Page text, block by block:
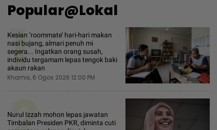
Popular@Lokal
1
Kesian ‘roommate’ hari-hari makan
nasi bujang, almari penuh mi
segera... Ingatkan orang susah,
individu tergamam lepas tengok baki
akaun rakan
Khamis, 6 Ogos 2026 12:00 PM
Nurul Izzah mohon lepas jawatan
Timbalan Presiden PKR, diminta cuti